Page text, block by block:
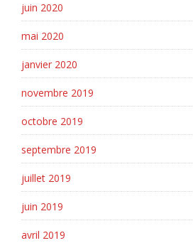
juin 2020
mai 2020
janvier 2020
novembre 2019
octobre 2019
septembre 2019
juillet 2019
juin 2019
avril 2019